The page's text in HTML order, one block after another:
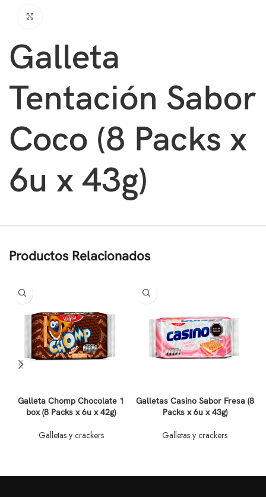
Galleta
Tentación Sabor
Coco (8 Packs x
6u x 43g)
Productos Relacionados
Galleta Chomp Chocolate 1
box (8 Packs x 6u x 42g)
Galletas y crackers
Galletas Casino Sabor Fresa (8
Packs x 6u x 43g)
Galletas y crackers